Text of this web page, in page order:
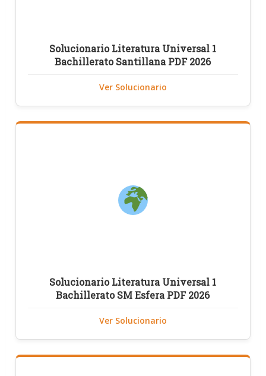
Solucionario Literatura Universal 1
Bachillerato Santillana PDF 2026
Ver Solucionario
Solucionario Literatura Universal 1
Bachillerato SM Esfera PDF 2026
Ver Solucionario